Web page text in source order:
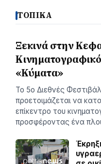
ΤΟΠΙΚΑ
Ξεκινά στην
«Κύματα»
Το 5ο Διεθνές
προετοιμάζεται να
επίκεντρο του
προσφέροντας ένα